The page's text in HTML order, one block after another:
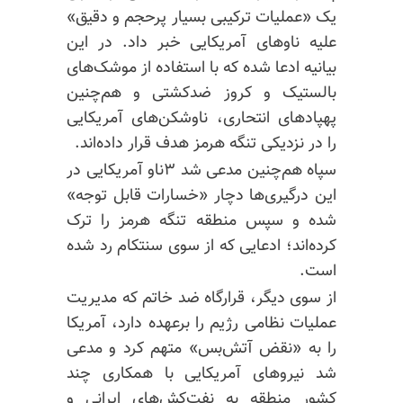
یک «عملیات ترکیبی بسیار پرحجم و دقیق»
علیه ناوهای آمریکایی خبر داد. در این
بیانیه ادعا شده که با استفاده از موشک‌های
بالستیک و کروز ضدکشتی و هم‌چنین
پهپادهای انتحاری، ناوشکن‌های آمریکایی
را در نزدیکی تنگه هرمز هدف قرار داده‌اند.
سپاه هم‌چنین مدعی شد ۳ناو آمریکایی در
این درگیری‌ها دچار «خسارات قابل توجه»
شده و سپس منطقه تنگه هرمز را ترک
کرده‌اند؛ ادعایی که از سوی سنتکام رد شده
است.
از سوی دیگر، قرارگاه ضد خاتم‌ که مدیریت
عملیات نظامی رژیم را برعهده دارد، آمریکا
را به «نقض آتش‌بس» متهم کرد و مدعی
شد نیروهای آمریکایی با همکاری چند